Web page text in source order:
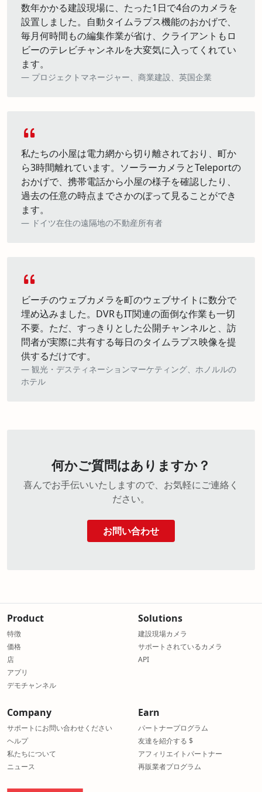
数年かかる建設現場に、たった1日で4台のカメラを
設置しました。自動タイムラプス機能のおかげで、
毎月何時間もの編集作業が省け、クライアントもロ
ビーのテレビチャンネルを大変気に入ってくれてい
ます。
プロジェクトマネージャー、商業建設、英国企業
私たちの小屋は電力網から切り離されており、町か
ら3時間離れています。ソーラーカメラとTeleportの
おかげで、携帯電話から小屋の様子を確認したり、
過去の任意の時点までさかのぼって見ることができ
ます。
ドイツ在住の遠隔地の不動産所有者
ビーチのウェブカメラを町のウェブサイトに数分で
埋め込みました。DVRもIT関連の面倒な作業も一切
不要。ただ、すっきりとした公開チャンネルと、訪
問者が実際に共有する毎日のタイムラプス映像を提
供するだけです。
観光・デスティネーションマーケティング、ホノルルの
ホテル
何かご質問はありますか？
喜んでお手伝いいたしますので、お気軽にご連絡く
ださい。
お問い合わせ
Construction site camera with automatic time-lapse
Remote property surveillance and long-term video
Market projects by showcasing live construction
DSLR and webcam cloud recording with second-by-
Live stream and record any outdoor or indoor camera
Embed a live camera player on your own website
Cloud-based IP camera solution — no DVR, NVR or local
Wildlife, weather and event monitoring with scheduled
Off-grid cabin or beach house, driveway or garden
Product
特徴
価格
店
アプリ
デモチャンネル
Solutions
建設現場カメラ
サポートされているカメラ
API
Company
サポートにお問い合わせください
ヘルプ
私たちについて
ニュース
Earn
パートナープログラム
友達を紹介する $
アフィリエイトパートナー
再販業者プログラム